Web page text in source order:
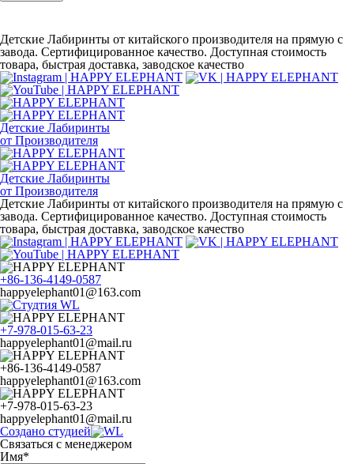
Детские Лабиринты от китайского производителя на прямую с
завода. Сертифицированное качество. Доступная стоимость
товара, быстрая доставка, заводское качество
Детские Лабиринты
от Производителя
Детские Лабиринты
от Производителя
Детские Лабиринты от китайского производителя на прямую с
завода. Сертифицированное качество. Доступная стоимость
товара, быстрая доставка, заводское качество
+86-136-4149-0587
happyelephant01@163.com
+7-978-015-63-23
happyelephant01@mail.ru
+86-136-4149-0587
happyelephant01@163.com
+7-978-015-63-23
happyelephant01@mail.ru
Создано студией
Связаться с менеджером
Имя*